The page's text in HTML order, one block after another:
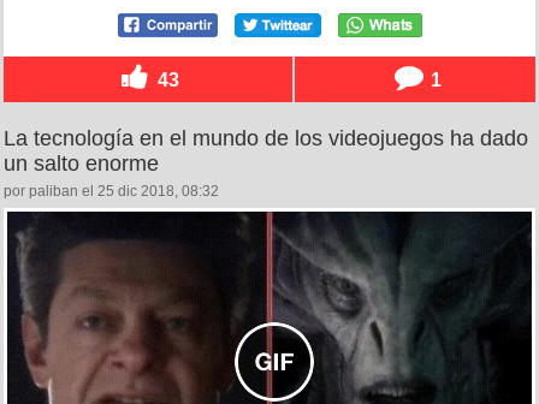
43 1
La tecnología en el mundo de los videojuegos ha dado
un salto enorme
por paliban el 25 dic 2018, 08:32